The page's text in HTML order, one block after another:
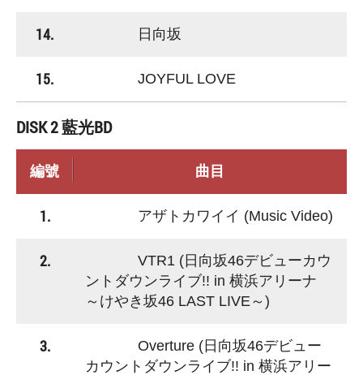
14. 日向坂
15. JOYFUL LOVE
DISK 2 藍光BD
編號 曲目
1. アザトカワイイ (Music Video)
2.
VTR1 (日向坂46デビューカウ
ントダウンライブ!! in 横浜アリーナ
～けやき坂46 LAST LIVE～)
3.
Overture (日向坂46デビュー
カウントダウンライブ!! in 横浜アリー